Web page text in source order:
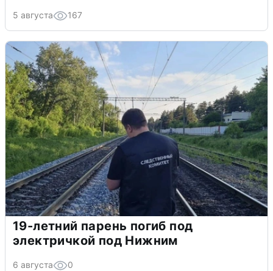
5 августа 167
19-летний парень погиб под
электричкой под Нижним
6 августа 0